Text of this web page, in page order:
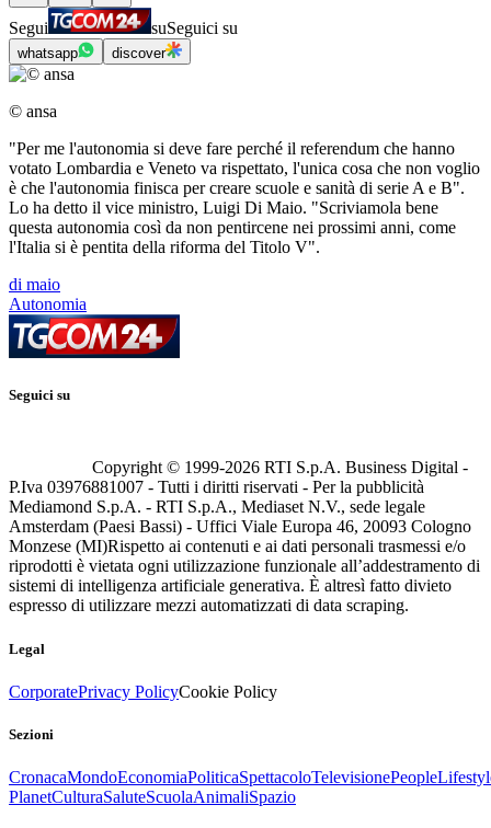
Segui suSeguici su
whatsapp discover
© ansa
"Per me l'autonomia si deve fare perché il referendum che hanno
votato Lombardia e Veneto va rispettato, l'unica cosa che non voglio
è che l'autonomia finisca per creare scuole e sanità di serie A e B".
Lo ha detto il vice ministro, Luigi Di Maio. "Scriviamola bene
questa autonomia così da non pentircene nei prossimi anni, come
l'Italia si è pentita della riforma del Titolo V".
di maio
Autonomia
Seguici su
Copyright © 1999-2026 RTI S.p.A. Business Digital -
P.Iva 03976881007 - Tutti i diritti riservati - Per la pubblicità
Mediamond S.p.A. - RTI S.p.A., Mediaset N.V., sede legale
Amsterdam (Paesi Bassi) - Uffici Viale Europa 46, 20093 Cologno
Monzese (MI)Rispetto ai contenuti e ai dati personali trasmessi e/o
riprodotti è vietata ogni utilizzazione funzionale all’addestramento di
sistemi di intelligenza artificiale generativa. È altresì fatto divieto
espresso di utilizzare mezzi automatizzati di data scraping.
Legal
CorporatePrivacy PolicyCookie Policy
Sezioni
CronacaMondoEconomiaPoliticaSpettacoloTelevisionePeople
PlanetCulturaSaluteScuolaAnimaliSpazio